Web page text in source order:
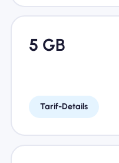
5 GB
Tarif-Details